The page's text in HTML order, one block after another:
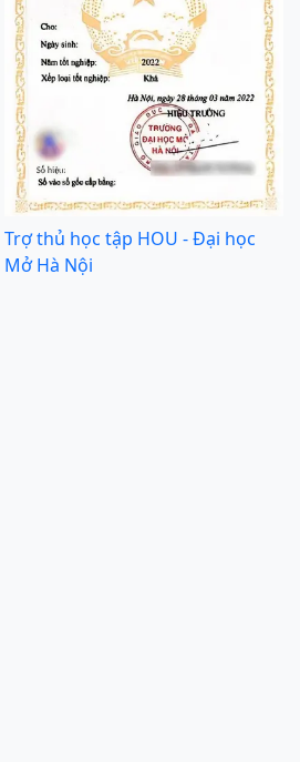
Trợ thủ học tập HOU - Đại học
Mở Hà Nội